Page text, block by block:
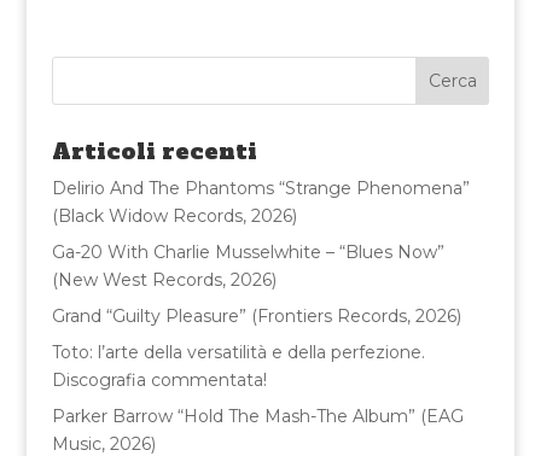
e
b
o
o
k
te
r
l
di
vi
di
Articoli recenti
Delirio And The Phantoms “Strange Phenomena”
(Black Widow Records, 2026)
Ga-20 With Charlie Musselwhite – “Blues Now”
(New West Records, 2026)
Grand “Guilty Pleasure” (Frontiers Records, 2026)
Toto: l’arte della versatilità e della perfezione.
Discografia commentata!
Parker Barrow “Hold The Mash-The Album” (EAG
Music, 2026)